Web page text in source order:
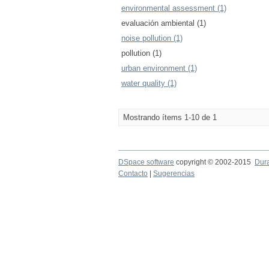
environmental assessment (1)
evaluación ambiental (1)
noise pollution (1)
pollution (1)
urban environment (1)
water quality (1)
Mostrando ítems 1-10 de 1
DSpace software copyright © 2002-2015
Contacto
Sugerencias